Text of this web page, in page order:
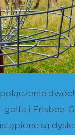
golfa i Frisbee.
są